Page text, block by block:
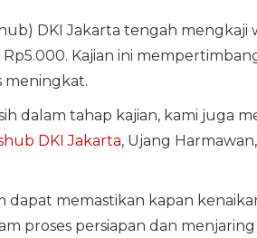
DKI Jakarta tengah mengkaji
Kajian ini
meningkat.
dalam tahap kajian, kami juga
DKI Jakarta, Ujang
memastikan kapan
proses persiapan dan